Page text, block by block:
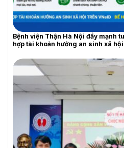
THƯ MỜI BÁO GIÁ
Bệnh viện Thận Hà Nội đẩy mạnh
hợp tài khoản hưởng an sinh xã